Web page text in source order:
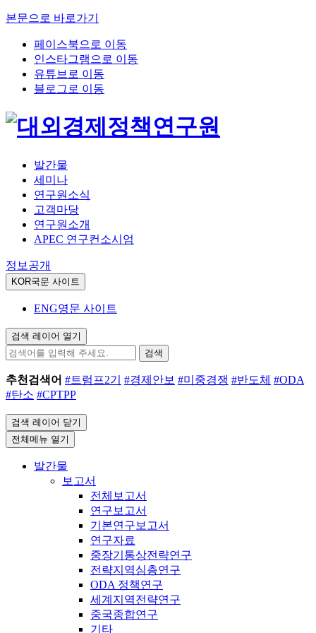
본문으로 바로가기
페이스북으로 이동
인스타그램으로 이동
유튜브로 이동
블로그로 이동
발간물
세미나
연구원소식
고객마당
연구원소개
APEC 연구컨소시엄
정보공개
KOR국문 사이트
ENG영문 사이트
검색 레이어 열기
검색
추천검색어 #트럼프2기 #경제안보 #미중경쟁 #반도체 #ODA
#탄소 #CPTPP
검색 레이어 닫기
전체메뉴 열기
발간물
보고서
전체보고서
연구보고서
기본연구보고서
연구자료
중장기통상전략연구
전략지역심층연구
ODA 정책연구
세계지역전략연구
중국종합연구
기타